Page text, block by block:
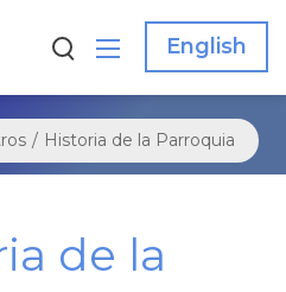
English
/ Historia de la Parroquia
de la